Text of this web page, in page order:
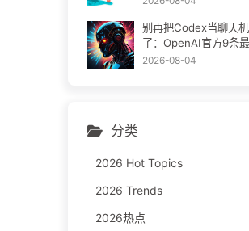
别再把Codex当聊天
了：OpenAI官方9条
践
2026-08-04
分类
2026 Hot Topics
2026 Trends
2026热点